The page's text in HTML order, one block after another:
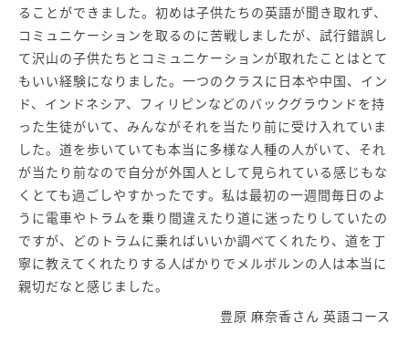
ることができました。初めは子供たちの英語が聞き取れず、
コミュニケーションを取るのに苦戦しましたが、試行錯誤し
て沢山の子供たちとコミュニケーションが取れたことはとて
もいい経験になりました。一つのクラスに日本や中国、イン
ド、インドネシア、フィリピンなどのバックグラウンドを持
った生徒がいて、みんながそれを当たり前に受け入れていま
した。道を歩いていても本当に多様な人種の人がいて、それ
が当たり前なので自分が外国人として見られている感じもな
くとても過ごしやすかったです。私は最初の一週間毎日のよ
うに電車やトラムを乗り間違えたり道に迷ったりしていたの
ですが、どのトラムに乗ればいいか調べてくれたり、道を丁
寧に教えてくれたりする人ばかりでメルボルンの人は本当に
親切だなと感じました。
豊原 麻奈香さん 英語コース